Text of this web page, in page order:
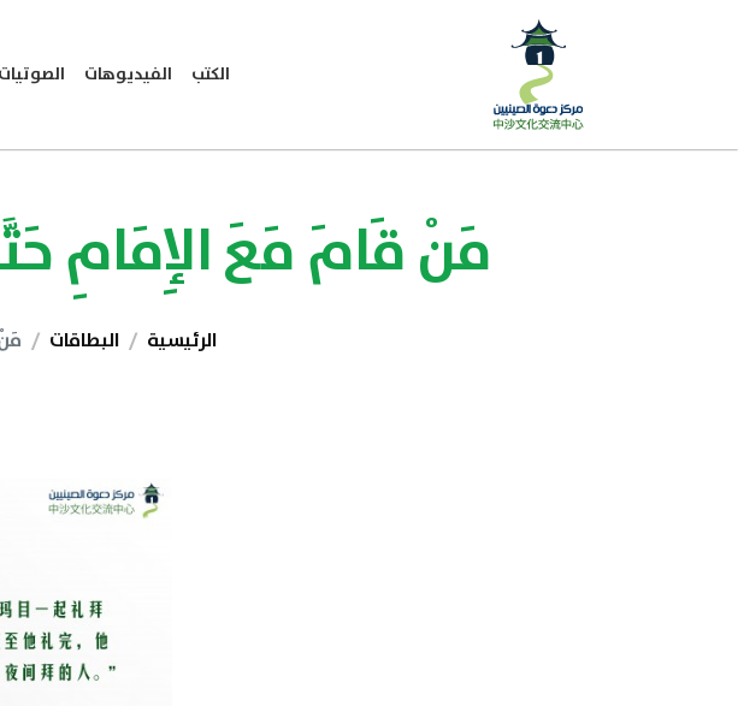
الكتب الفيديوهات الصوتيات
مَنْ قَامَ مَعَ الإِمَامِ
الرئيسية البطاقات